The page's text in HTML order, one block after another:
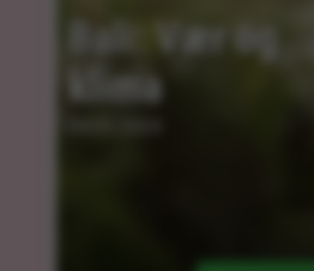
Bali: Vær og
klima